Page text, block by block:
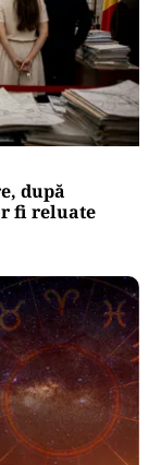
după
fi reluate